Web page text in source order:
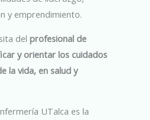
y emprendimiento.
delprofesional de
y orientar los cuidados
la vida, en salud y
UTalca es la